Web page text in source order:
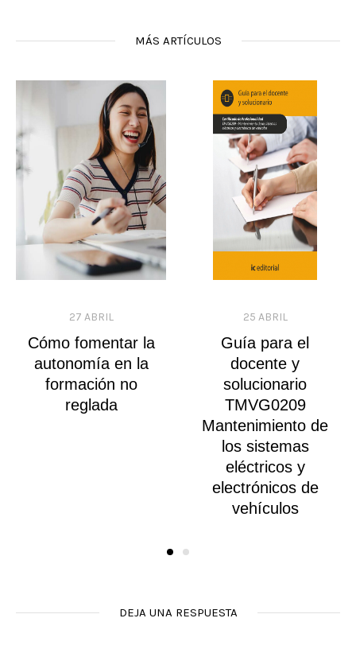
MÁS ARTÍCULOS
27 ABRIL
Cómo fomentar la
autonomía en la
formación no
reglada
25 ABRIL
Guía para el
docente y
solucionario
TMVG0209
Mantenimiento de
los sistemas
eléctricos y
electrónicos de
vehículos
DEJA UNA RESPUESTA